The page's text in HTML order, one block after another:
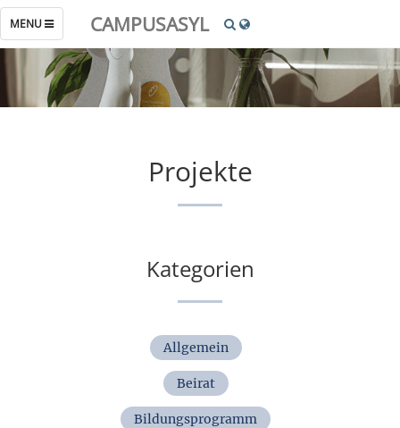
TOGGLE
NAVIGATION
MENU CAMPUSASYL
Projekte
Kategorien
Allgemein
Beirat
Bildungsprogramm